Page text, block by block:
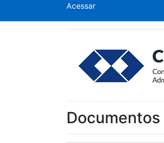
Acessar
Documentos